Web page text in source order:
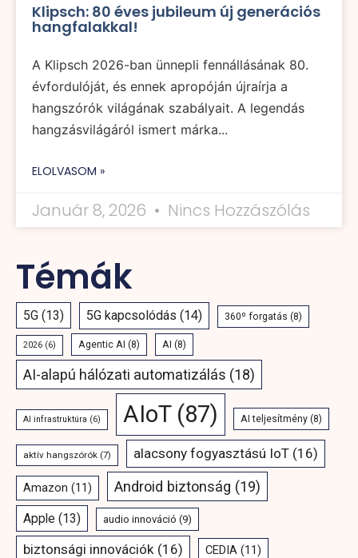
Klipsch: 80 éves jubileum új generációs
hangfalakkal!
A Klipsch 2026-ban ünnepli fennállásának 80.
évfordulóját, és ennek apropóján újraírja a
hangszórók világának szabályait. A legendás
hangzásvilágáról ismert márka...
ELOLVASOM »
Január 8, 2026 Nincs Hozzászólás
Témák
5G (13) 5G kapcsolódás (14) 360º forgatás (8)
2026 (6) Agentic AI (8) AI (8)
AI-alapú hálózati automatizálás (18)
AI infrastruktúra (6) AIoT(87) AI teljesítmény (8)
aktív hangszórók (7) alacsony fogyasztású IoT (16)
Amazon (11) Android biztonság (19)
Apple (13) audio innováció (9)
biztonsági innovációk (16) CEDIA (11)